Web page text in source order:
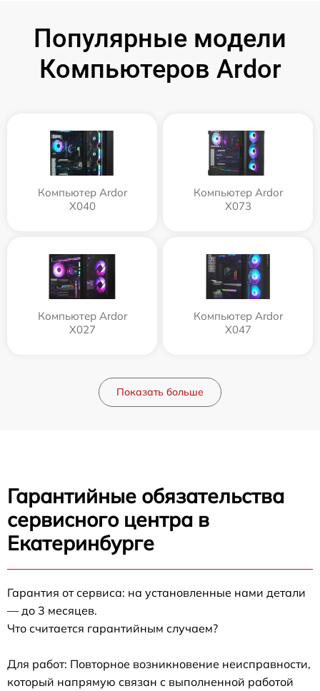
Популярные модели
Компьютеров Ardor
Компьютер Ardor
X040
Компьютер Ardor
X073
Компьютер Ardor
X027
Компьютер Ardor
X047
Показать больше
Гарантийные обязательства
сервисного центра в
Екатеринбурге
Гарантия от сервиса: на установленные нами детали
— до 3 месяцев.
Что считается гарантийным случаем?
Для работ: Повторное возникновение неисправности,
который напрямую связан с выполненной работой